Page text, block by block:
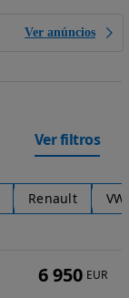
Ver anúncios
Ver filtros
Renault VW
6 950 EUR